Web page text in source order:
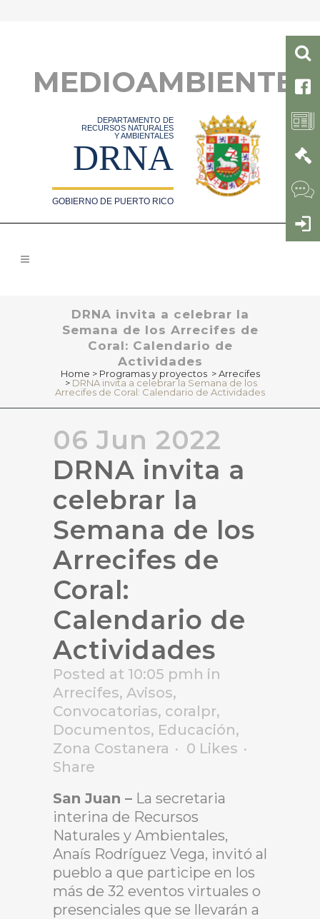
MEDIOAMBIENTE
DEPARTAMENTO DE
RECURSOS NATURALES
Y AMBIENTALES
DRNA
GOBIERNO DE PUERTO RICO
DRNA invita a celebrar la
Semana de los Arrecifes de
Coral: Calendario de
Actividades
Home > Programas y proyectos >Arrecifes
> DRNA invita a celebrar la Semana de los
Arrecifes de Coral: Calendario de Actividades
06 Jun 2022
DRNA invita a
celebrar la
Semana de los
Arrecifes de
Coral:
Calendario de
Actividades
Posted at 10:05 pmh in
Arrecifes, Avisos,
Convocatorias, coralpr,
Documentos, Educación,
Zona Costanera
0 Likes
Share
San Juan – La secretaria
interina de Recursos
Naturales y Ambientales,
Anaís Rodríguez Vega, invitó al
pueblo a que participe en los
más de 32 eventos virtuales o
presenciales que se llevarán a